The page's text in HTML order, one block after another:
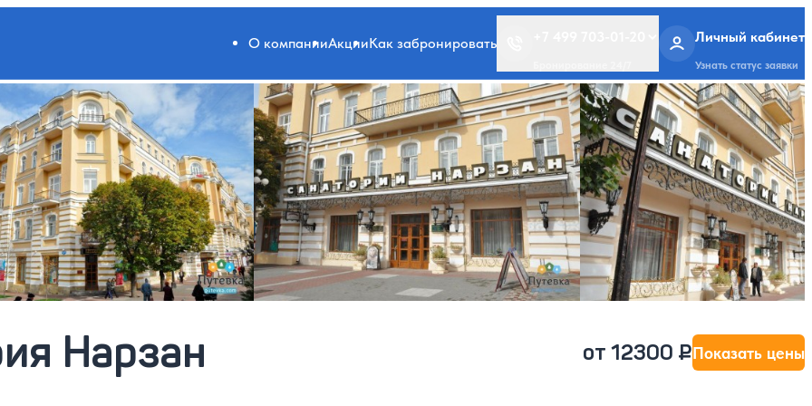
О компанииАкцииКак забронировать Личный кабинет
Узнать статус заявки
Нарзан от 12300 ₽Показать цены